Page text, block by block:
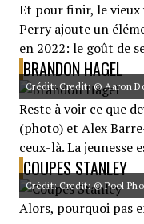
Et pour finir, le vieux
Perry ajoute un
en 2022: le goût de
BRANDON HAGEL
Crédit: Credit: © Aaron
Reste à voir ce que
(photo) et Alex
ceux-là. La jeunesse
COUPES STANLEY
Crédit: Credit: © Pool
Alors, pourquoi pas